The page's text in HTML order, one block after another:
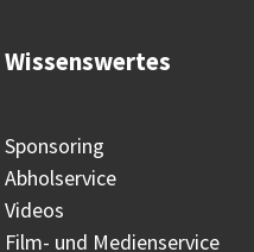
Wissenswertes
Sponsoring
Abholservice
Videos
Film- und Medienservice